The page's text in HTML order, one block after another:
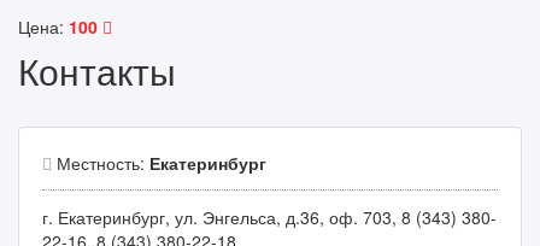
Цена: 100
Контакты
Местность: Екатеринбург
г. Екатеринбург, ул. Энгельса, д.36, оф. 703, 8 (343) 380-
22-16, 8 (343) 380-22-18